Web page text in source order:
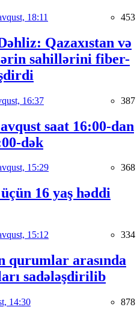
18:11 453
Qazaxıstan və
sahillərini fiber-
16:37 387
saat 16:00-dan
dək
15:29 368
16 yaş həddi
15:12 334
qurumlar arasında
sadələşdirilib
14:30 878